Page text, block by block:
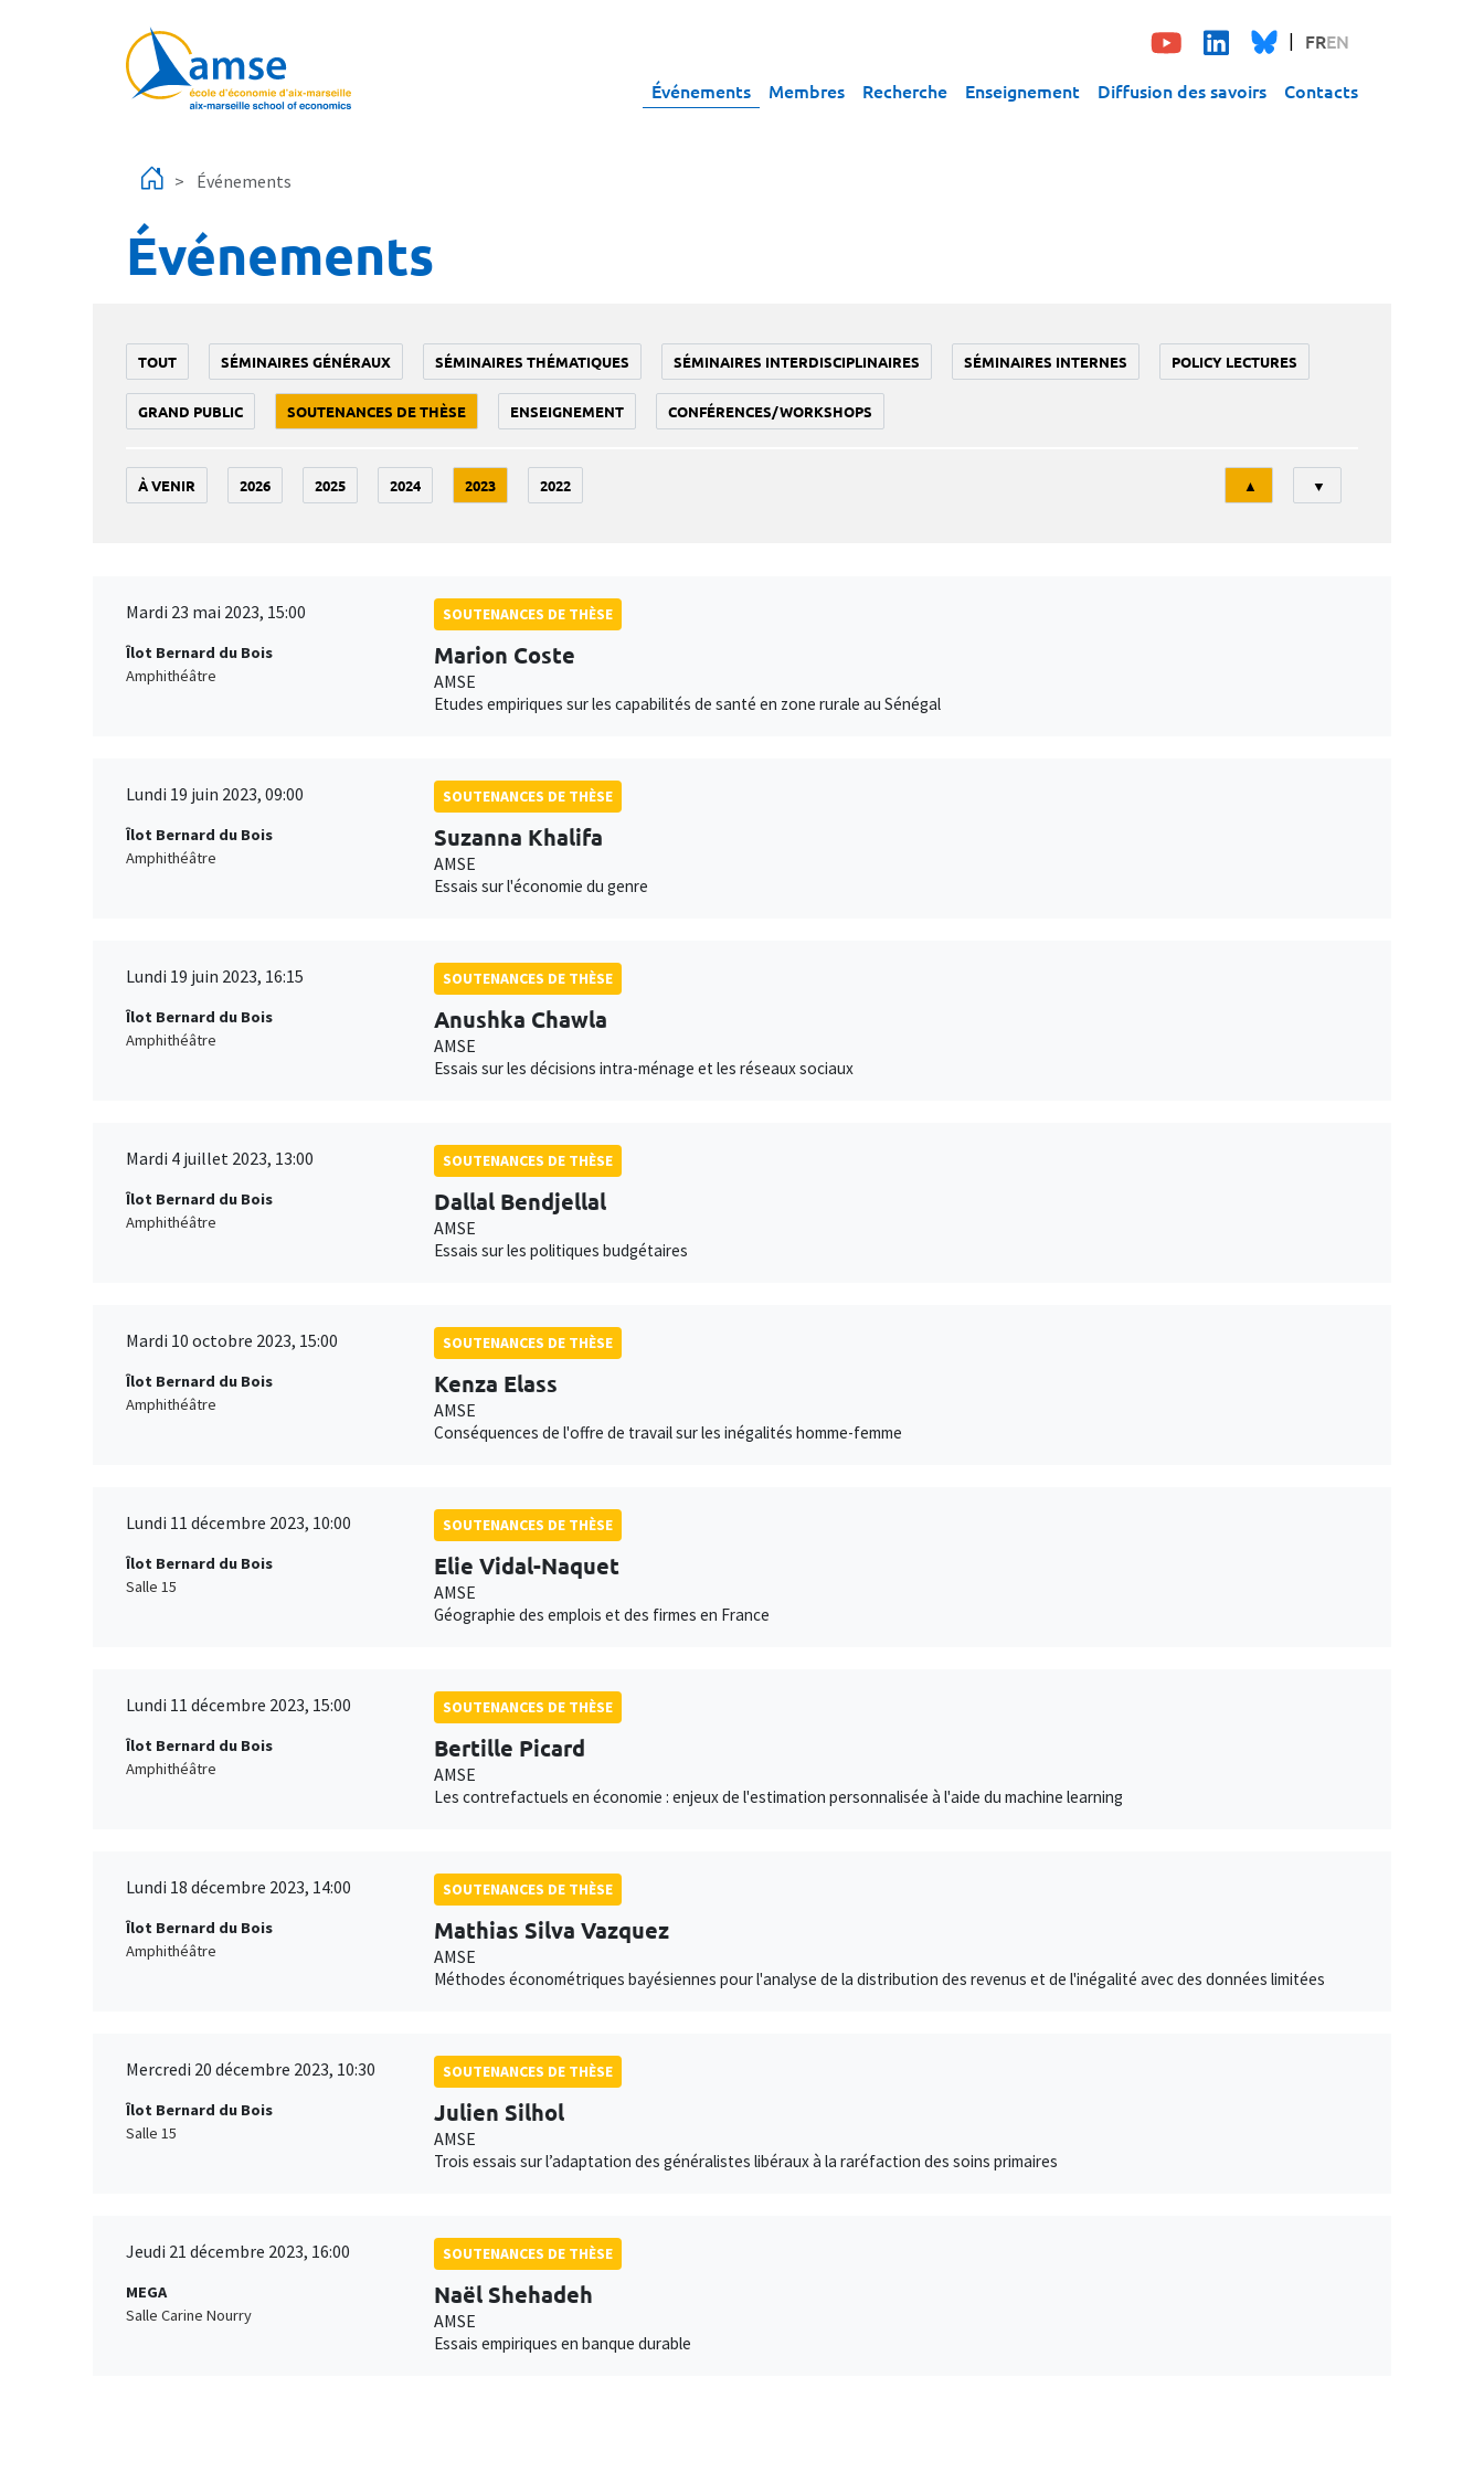
FREN
Événements Membres Recherche Enseignement Diffusion des savoirs Contacts
Événements
Événements
TOUT SÉMINAIRES GÉNÉRAUX SÉMINAIRES THÉMATIQUES SÉMINAIRES INTERDISCIPLINAIRES SÉMINAIRES INTERNES POLICY LECTURES
GRAND PUBLIC SOUTENANCES DE THÈSE ENSEIGNEMENT CONFÉRENCES/WORKSHOPS
À VENIR 2026 2025 2024 2023 2022
Tri
▲ ▼
Mardi 23 mai 2023, 15:00
Îlot Bernard du Bois
Amphithéâtre
SOUTENANCES DE THÈSE
Marion Coste
AMSE
Etudes empiriques sur les capabilités de santé en zone rurale au Sénégal
Lundi 19 juin 2023, 09:00
Îlot Bernard du Bois
Amphithéâtre
SOUTENANCES DE THÈSE
Suzanna Khalifa
AMSE
Essais sur l'économie du genre
Lundi 19 juin 2023, 16:15
Îlot Bernard du Bois
Amphithéâtre
SOUTENANCES DE THÈSE
Anushka Chawla
AMSE
Essais sur les décisions intra-ménage et les réseaux sociaux
Mardi 4 juillet 2023, 13:00
Îlot Bernard du Bois
Amphithéâtre
SOUTENANCES DE THÈSE
Dallal Bendjellal
AMSE
Essais sur les politiques budgétaires
Mardi 10 octobre 2023, 15:00
Îlot Bernard du Bois
Amphithéâtre
SOUTENANCES DE THÈSE
Kenza Elass
AMSE
Conséquences de l'offre de travail sur les inégalités homme-femme
Lundi 11 décembre 2023, 10:00
Îlot Bernard du Bois
Salle 15
SOUTENANCES DE THÈSE
Elie Vidal-Naquet
AMSE
Géographie des emplois et des firmes en France
Lundi 11 décembre 2023, 15:00
Îlot Bernard du Bois
Amphithéâtre
SOUTENANCES DE THÈSE
Bertille Picard
AMSE
Les contrefactuels en économie : enjeux de l'estimation personnalisée à l'aide du machine learning
Lundi 18 décembre 2023, 14:00
Îlot Bernard du Bois
Amphithéâtre
SOUTENANCES DE THÈSE
Mathias Silva Vazquez
AMSE
Méthodes économétriques bayésiennes pour l'analyse de la distribution des revenus et de l'inégalité avec des données limitées
Mercredi 20 décembre 2023, 10:30
Îlot Bernard du Bois
Salle 15
SOUTENANCES DE THÈSE
Julien Silhol
AMSE
Trois essais sur l’adaptation des généralistes libéraux à la raréfaction des soins primaires
Jeudi 21 décembre 2023, 16:00
MEGA
Salle Carine Nourry
SOUTENANCES DE THÈSE
Naël Shehadeh
AMSE
Essais empiriques en banque durable